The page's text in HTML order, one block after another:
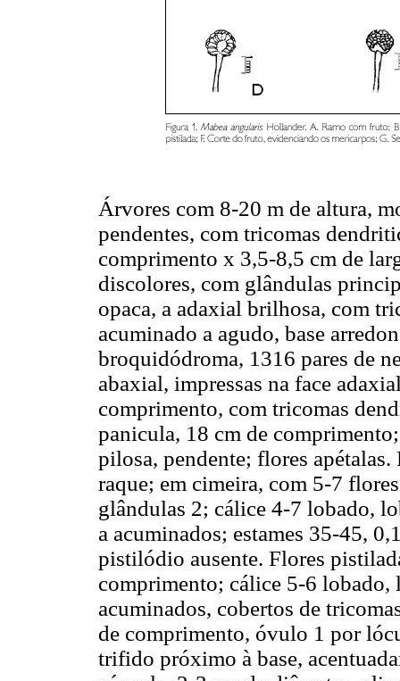
Árvores com 8-20 m de altura,
pendentes, com tricomas
comprimento x 3,5-8,5 cm de
discolores, com glândulas
opaca, a adaxial brilhosa, com
acuminado a agudo, base
broquidódroma, 13­16 pares de
abaxial, impressas na face
comprimento, com tricomas
panicula, 18 cm de
pilosa, pendente; flores
raque; em cimeira, com 5-7
glândulas 2; cálice 4-7 lobado,
a acuminados; estames 35-45,
pistilódio ausente. Flores
comprimento; cálice 5-6
acuminados, cobertos de
de comprimento, óvulo 1 por
trifido próximo à base,